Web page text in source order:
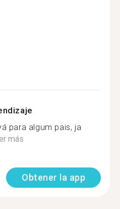
para algum pais, ja
más
Obtener la app